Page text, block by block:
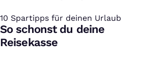
10 Spartipps für deinen Urlaub
:
So schonst du deine
Reisekasse